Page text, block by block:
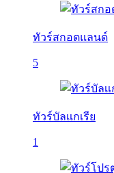
ทัวร์สกอตแลนด์
5
ทัวร์บัลเเกเรีย
1